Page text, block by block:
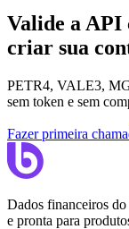
Valide a API
criar sua
PETR4, VALE3,
sem token e sem
Fazer primeira
Dados financeiros
e pronta para